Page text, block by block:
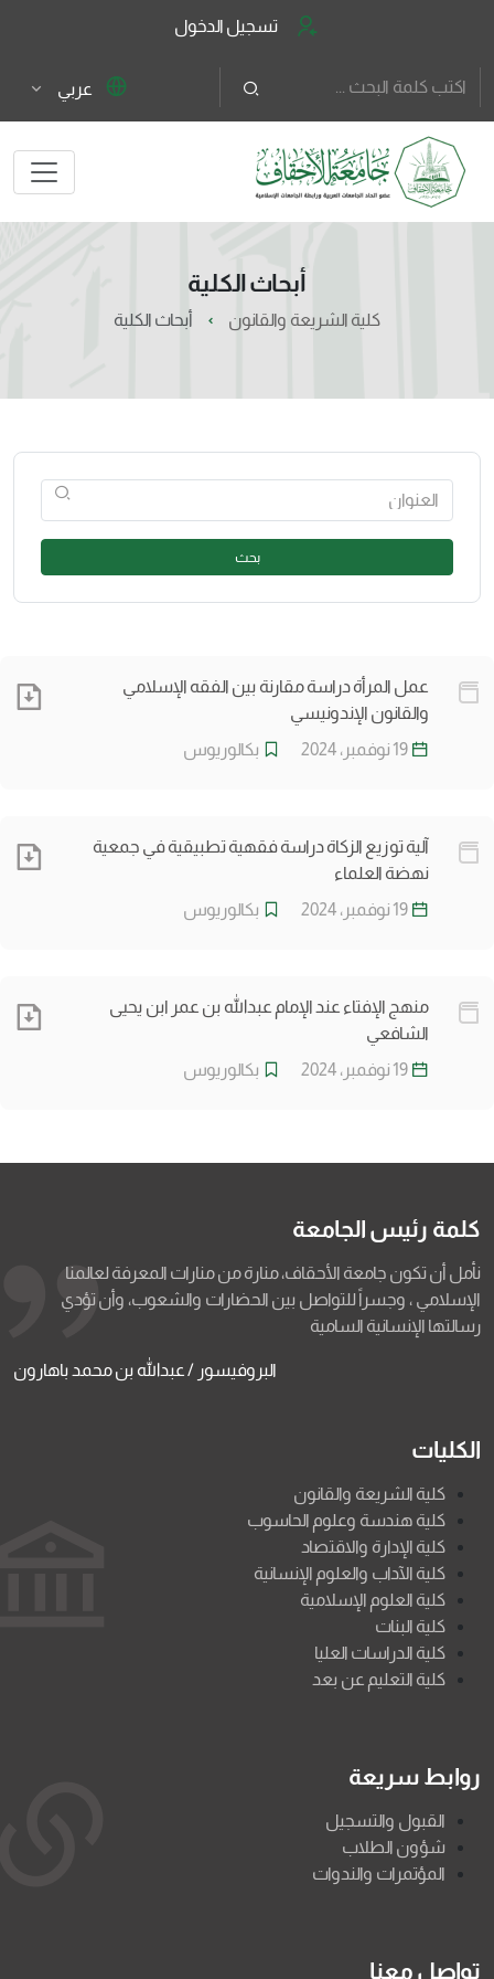
تسجيل الدخول
عربي
أبحاث الكلية
كلية الشريعة والقانون أبحاث الكلية
بحث
عمل المرأة دراسة مقارنة بين الفقه الإسلامي
والقانون الإندونيسي
19 نوفمبر، 2024
بكالوريوس
آلية توزيع الزكاة دراسة فقهية تطبيقية في جمعية
نهضة العلماء
19 نوفمبر، 2024
بكالوريوس
منهج الإفتاء عند الإمام عبدالله بن عمر ابن يحيى
الشافعي
19 نوفمبر، 2024
بكالوريوس
كلمة رئيس الجامعة
نأمل أن تكون جامعة الأحقاف، منارة من منارات المعرفة لعالمنا
الإسلامي ، وجسراً للتواصل بين الحضارات والشعوب، وأن تؤدي
رسالتها الإنسانية السامية
البروفيسور / عبدالله بن محمد باهارون
الكليات
كلية الشريعة والقانون
كلية هندسة وعلوم الحاسوب
كلية الإدارة والاقتصاد
كلية الآداب والعلوم الإنسانية
كلية العلوم الإسلامية
كلية البنات
كلية الدراسات العليا
كلية التعليم عن بعد
روابط سريعة
القبول والتسجيل
شؤون الطلاب
المؤتمرات والندوات
تواصل معنا